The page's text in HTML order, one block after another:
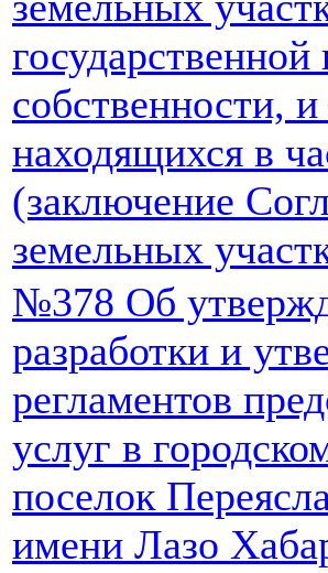
собственности,
находящихся в
(заключение
земельных
№378 Об
разработки и
регламентов
услуг в
поселок
имени Лазо